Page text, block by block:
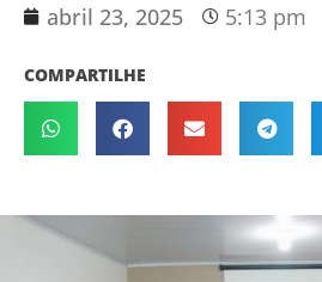
abril 23, 2025 5:13 pm
COMPARTILHE